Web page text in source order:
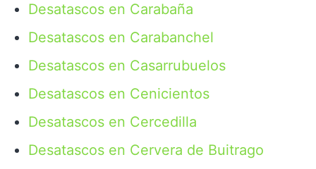
Desatascos en Carabaña
Desatascos en Carabanchel
Desatascos en Casarrubuelos
Desatascos en Cenicientos
Desatascos en Cercedilla
Desatascos en Cervera de Buitrago